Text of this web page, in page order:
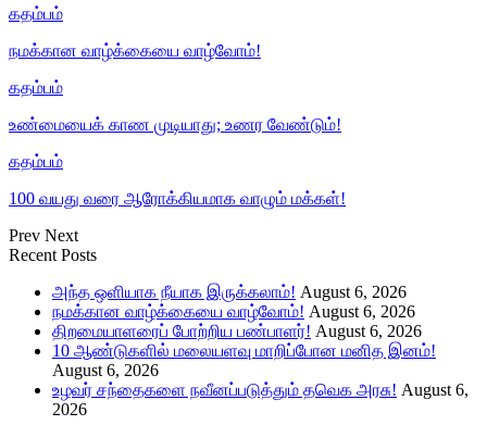
கதம்பம்
நமக்கான வாழ்க்கையை வாழ்வோம்!
கதம்பம்
உண்மையைக் காண முடியாது; உணர வேண்டும்!
கதம்பம்
100 வயது வரை ஆரோக்கியமாக வாழும் மக்கள்!
Prev Next
Recent Posts
அந்த ஒளியாக நீயாக இருக்கலாம்! August 6, 2026
நமக்கான வாழ்க்கையை வாழ்வோம்! August 6, 2026
திறமையாளரைப் போற்றிய பண்பாளர்! August 6, 2026
10 ஆண்டுகளில் மலையளவு மாறிப்போன மனித இனம்!
August 6, 2026
உழவர் சந்தைகளை நவீனப்படுத்தும் தவெக அரசு! August 6,
2026